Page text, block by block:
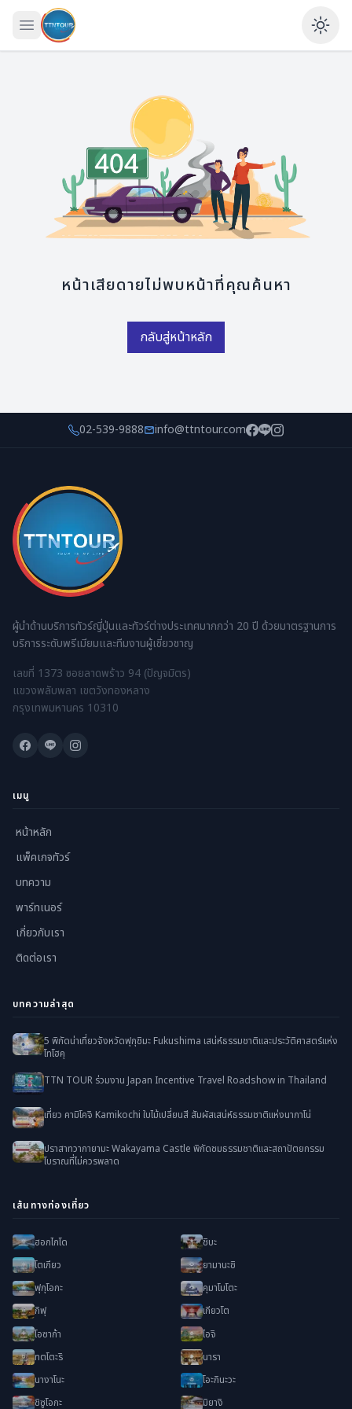
เปิดเมนู
หน้าเสียดายไม่พบหน้าที่คุณค้นหา
กลับสู่หน้าหลัก
02-539-9888 info@ttntour.com
ผู้นำด้านบริการทัวร์ญี่ปุ่นและทัวร์ต่างประเทศมากกว่า 20 ปี ด้วยมาตรฐานการ
บริการระดับพรีเมียมและทีมงานผู้เชี่ยวชาญ
เลขที่ 1373 ซอยลาดพร้าว 94 (ปัญจมิตร)
แขวงพลับพลา เขตวังทองหลาง
กรุงเทพมหานคร 10310
เมนู
หน้าหลัก
แพ็คเกจทัวร์
บทความ
พาร์ทเนอร์
เกี่ยวกับเรา
ติดต่อเรา
บทความล่าสุด
5 พิกัดน่าเที่ยวจังหวัดฟุกุชิมะ Fukushima เสน่ห์ธรรมชาติและประวัติศาสตร์แห่ง
โทโฮคุ
TTN TOUR ร่วมงาน Japan Incentive Travel Roadshow in Thailand
เที่ยว คามิโคจิ Kamikochi ใบไม้เปลี่ยนสี สัมผัสเสน่ห์ธรรมชาติแห่งนากาโน่
ปราสาทวากายามะ Wakayama Castle พิกัดชมธรรมชาติและสถาปัตยกรรม
โบราณที่ไม่ควรพลาด
เส้นทางท่องเที่ยว
ฮอกไกโด
ชิบะ
โตเกียว
ยามานะชิ
ฟุกุโอกะ
คุมาโมโตะ
กิฟุ
เกียวโต
โอซาก้า
ไอจิ
ทตโตะริ
นารา
นางาโนะ
โอะกินะวะ
ชิซูโอกะ
มิยางิ